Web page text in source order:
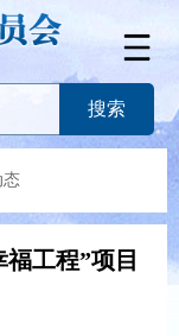
态
工程”项目